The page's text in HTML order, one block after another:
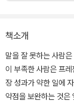
책소개
말을 잘 못하는 사람
이 부족한 사람은 프
장 성과가 약한 일에
약점을 보완하는 것은